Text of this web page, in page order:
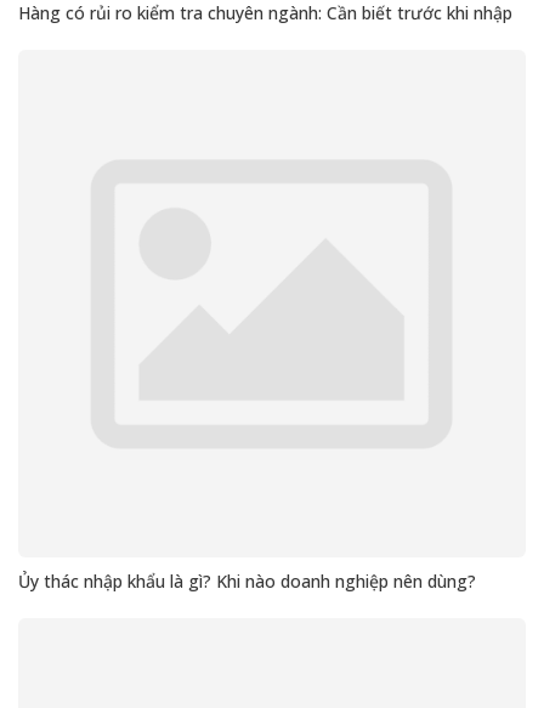
Hàng có rủi ro kiểm tra chuyên ngành: Cần biết trước khi nhập
Ủy thác nhập khẩu là gì? Khi nào doanh nghiệp nên dùng?